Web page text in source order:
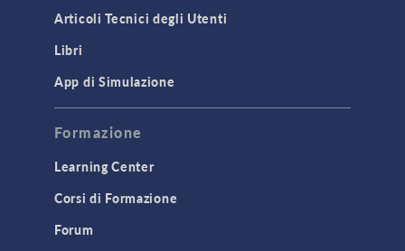
Articoli Tecnici degli Utenti
Libri
App di Simulazione
Formazione
Learning Center
Corsi di Formazione
Forum